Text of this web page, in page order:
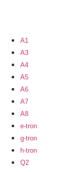
A1
A3
A4
A5
A6
A7
A8
e-tron
g-tron
h-tron
Q2